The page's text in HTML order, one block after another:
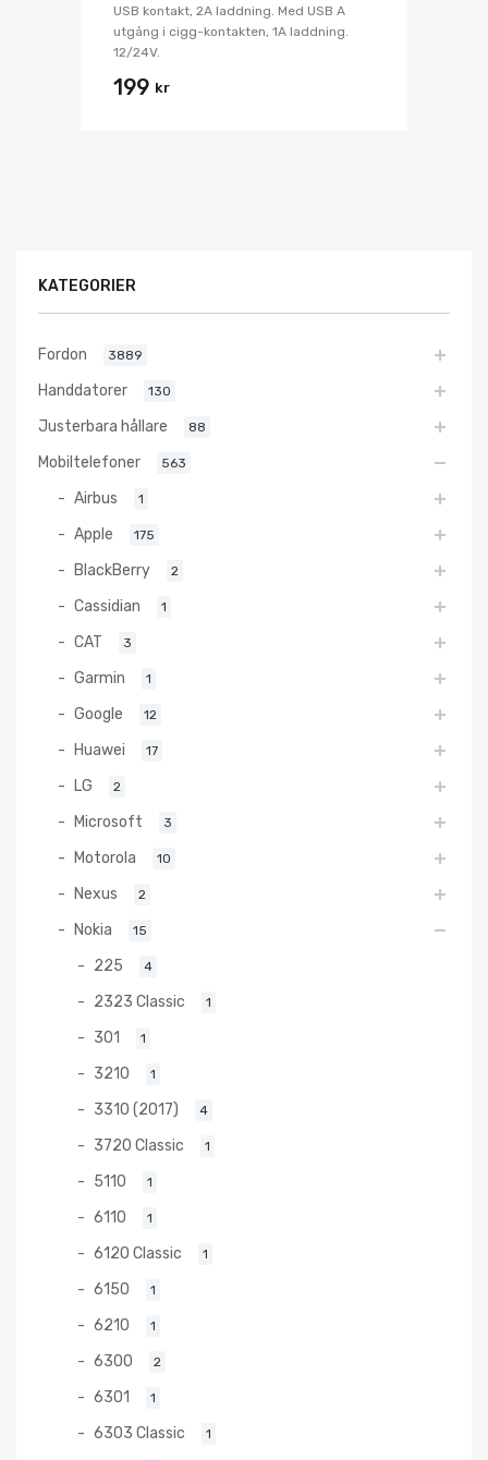
USB kontakt, 2A laddning. Med USB A
utgång i cigg-kontakten, 1A laddning.
12/24V.
199 kr
KATEGORIER
Fordon 3889
Handdatorer 130
Justerbara hållare 88
Mobiltelefoner 563
Airbus 1
Apple 175
BlackBerry 2
Cassidian 1
CAT 3
Garmin 1
Google 12
Huawei 17
LG 2
Microsoft 3
Motorola 10
Nexus 2
Nokia 15
225 4
2323 Classic 1
301 1
3210 1
3310 (2017) 4
3720 Classic 1
5110 1
6110 1
6120 Classic 1
6150 1
6210 1
6300 2
6301 1
6303 Classic 1